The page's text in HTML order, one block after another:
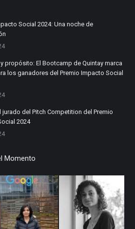
Social 2024: Una noche de
propósito: El Bootcamp de Quintay marca
los ganadores del Premio Impacto Social
jurado del Pitch Competition del Premio
2024
Momento